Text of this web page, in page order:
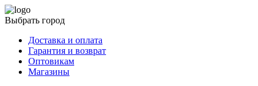
Выбрать город
Доставка и оплата
Гарантия и возврат
Оптовикам
Магазины